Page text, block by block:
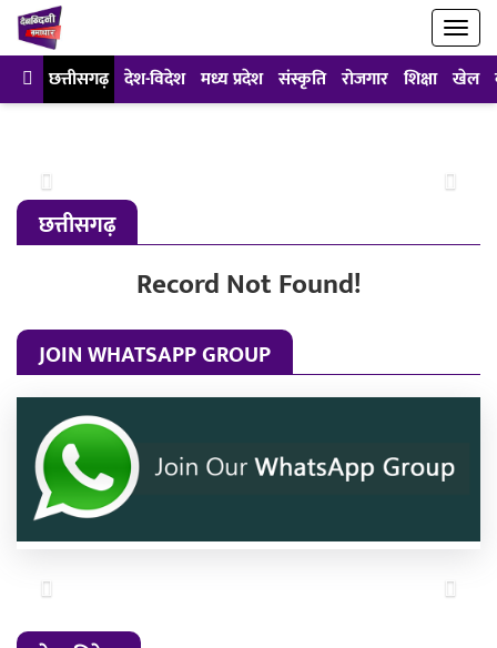
छत्तीसगढ़ देश-विदेश मध्य प्रदेश संस्कृति रोजगार शिक्षा खेल
Previous Next
छत्तीसगढ़
Record Not Found!
JOIN WHATSAPP GROUP
Previous
Next